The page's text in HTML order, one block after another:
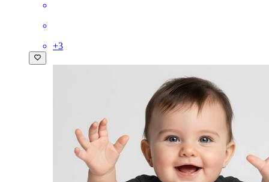
+3